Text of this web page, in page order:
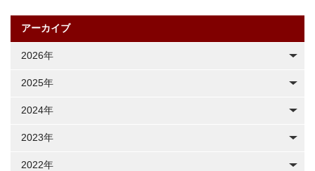
アーカイブ
2026年
2025年
2024年
2023年
2022年